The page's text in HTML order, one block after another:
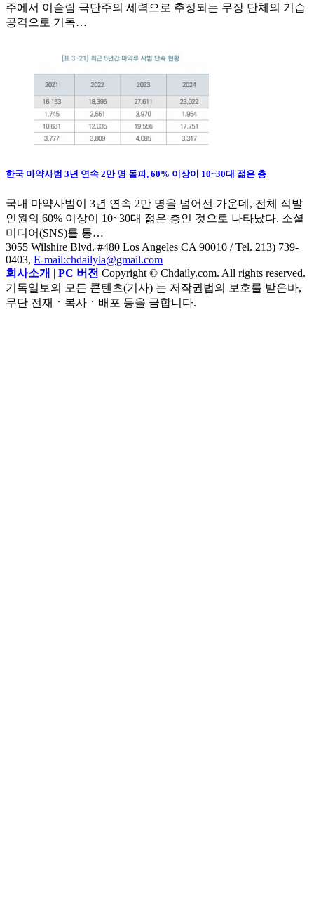
주에서 이슬람 극단주의 세력으로 추정되는 무장 단체의 기습
공격으로 기독…
한국 마약사범 3년 연속 2만 명 돌파, 60% 이상이 10~30대 젊은 층
국내 마약사범이 3년 연속 2만 명을 넘어선 가운데, 전체 적발
인원의 60% 이상이 10~30대 젊은 층인 것으로 나타났다. 소셜
미디어(SNS)를 통…
3055 Wilshire Blvd. #480 Los Angeles CA 90010 / Tel. 213) 739-
0403, E-mail:chdailyla@gmail.com
회사소개 | PC 버전 Copyright © Chdaily.com. All rights reserved.
기독일보의 모든 콘텐츠(기사) 는 저작권법의 보호를 받은바,
무단 전재ㆍ복사ㆍ배포 등을 금합니다.